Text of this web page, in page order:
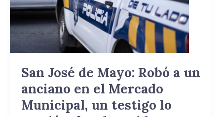
San José de Mayo: Robó a un
anciano en el Mercado
Municipal, un testigo lo
Robó
un
en
Mercado
Municipal,
un
testigo